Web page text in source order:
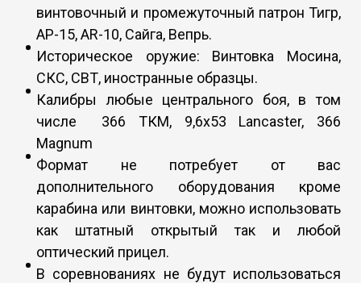
винтовочный и промежуточный патрон Тигр,
АР-15, AR-10, Сайга, Вепрь.
Историческое оружие: Винтовка Мосина,
СКС, СВТ, иностранные образцы.
Калибры любые центрального боя, в том
числе 366 ТКМ, 9,6х53 Lancaster, 366
Magnum
Формат не потребует от вас
дополнительного оборудования кроме
карабина или винтовки, можно использовать
как штатный открытый так и любой
оптический прицел.
В соревнованиях не будут использоваться